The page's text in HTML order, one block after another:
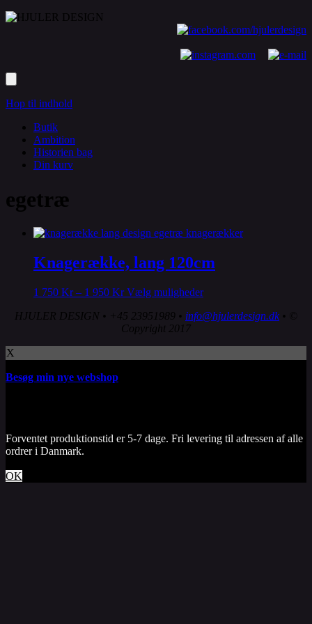
Hop til indhold
Butik
Ambition
Historien bag
Din kurv
egetræ
Knagerække, lang 120cm
1 750 Kr– 1 950 Kr Vælg mulighederDette
har
HJULER DESIGN • +45 23951989 • info@hjulerdesign.dk• ©
Copyright 2017
X
Besøg min nye webshop
Forventet produktionstid er 5-7 dage. Fri levering til adressen af alle
ordrer i Danmark.
OK